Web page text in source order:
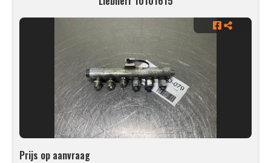
Prijs op aanvraag